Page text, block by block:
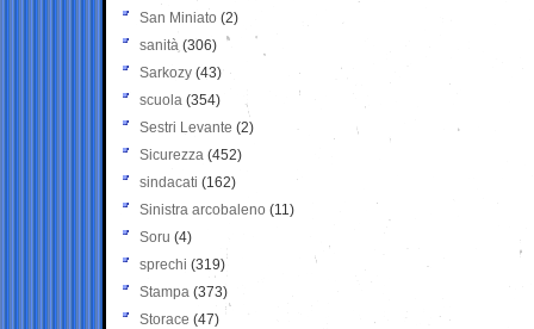
San Miniato (2)
sanità (306)
Sarkozy (43)
scuola (354)
Sestri Levante (2)
Sicurezza (452)
sindacati (162)
Sinistra arcobaleno (11)
Soru (4)
sprechi (319)
Stampa (373)
Storace (47)